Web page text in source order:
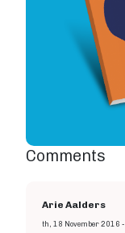
Comments
Arie Aalders
th, 18 November 2016